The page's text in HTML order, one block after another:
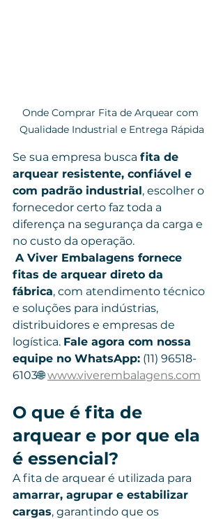
Onde Comprar Fita de Arquear com
Qualidade Industrial e Entrega Rápida
Se sua empresa busca fita de
arquear resistente, confiável e
com padrão industrial, escolher o
fornecedor certo faz toda a
diferença na segurança da carga e
no custo da operação.
A Viver Embalagens fornece
fitas de arquear direto da
fábrica, com atendimento técnico
e soluções para indústrias,
distribuidores e empresas de
logística. Fale agora com nossa
equipe no WhatsApp: (11) 96518-
6103🌐 www.viverembalagens.com
O que é fita de
arquear e por que ela
é essencial?
A fita de arquear é utilizada para
amarrar, agrupar e estabilizar
cargas, garantindo que os